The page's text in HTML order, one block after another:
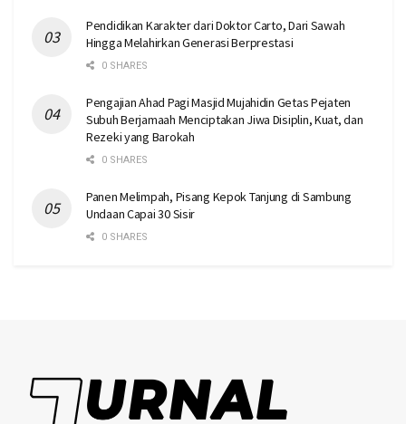
Pendidikan Karakter dari Doktor Carto, Dari Sawah
Hingga Melahirkan Generasi Berprestasi
0 SHARES
Pengajian Ahad Pagi Masjid Mujahidin Getas Pejaten
Subuh Berjamaah Menciptakan Jiwa Disiplin, Kuat, dan
Rezeki yang Barokah
0 SHARES
Panen Melimpah, Pisang Kepok Tanjung di Sambung
Undaan Capai 30 Sisir
0 SHARES